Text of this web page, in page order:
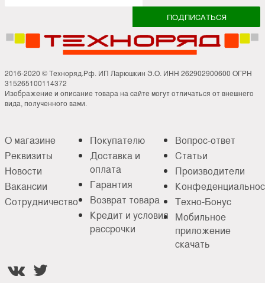
2016-2020 © Техноряд.Рф. ИП Ларюшкин Э.О. ИНН 262902900600 ОГРН
315265100114372
Изображение и описание товара на сайте могут отличаться от внешнего
вида, полученного вами.
О магазине
Реквизиты
Новости
Вакансии
Сотрудничество
Покупателю
Доставка и
оплата
Гарантия
Возврат товара
Кредит и условия
рассрочки
Вопрос-ответ
Статьи
Производители
Техно-Бонус
Мобильное
приложение
скачать
 